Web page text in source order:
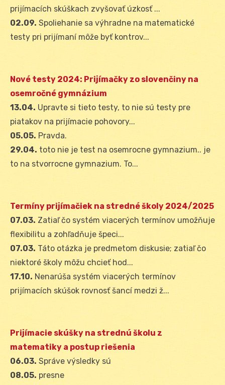
prijímacích skúškach zvyšovať úzkosť ...
02.09. Spoliehanie sa výhradne na matematické
testy pri prijímaní môže byť kontrov...
Nové testy 2024: Prijímačky zo slovenčiny na
osemročné gymnázium
13.04. Upravte si tieto testy, to nie sú testy pre
piatakov na prijímacie pohovory...
05.05. Pravda.
29.04. toto nie je test na osemrocne gymnazium.. je
to na stvorrocne gymnazium. To...
Termíny prijímačiek na stredné školy 2024/2025
07.03. Zatiaľ čo systém viacerých termínov umožňuje
flexibilitu a zohľadňuje špeci...
07.03. Táto otázka je predmetom diskusie; zatiaľ čo
niektoré školy môžu chcieť hod...
17.10. Nenarúša systém viacerých termínov
prijímacích skúšok rovnosť šancí medzi ž...
Prijímacie skúšky na strednú školu z
matematiky a postup riešenia
06.03. Správe výsledky sú
08.05. presne